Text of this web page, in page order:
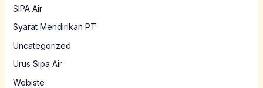
SIPA Air
Syarat Mendirikan PT
Uncategorized
Urus Sipa Air
Webiste